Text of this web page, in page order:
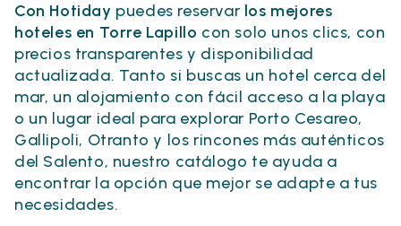
Con Hotiday puedes reservar los mejores
hoteles en Torre Lapillo con solo unos clics, con
precios transparentes y disponibilidad
actualizada. Tanto si buscas un hotel cerca del
mar, un alojamiento con fácil acceso a la playa
o un lugar ideal para explorar Porto Cesareo,
Gallipoli, Otranto y los rincones más auténticos
del Salento, nuestro catálogo te ayuda a
encontrar la opción que mejor se adapte a tus
necesidades.